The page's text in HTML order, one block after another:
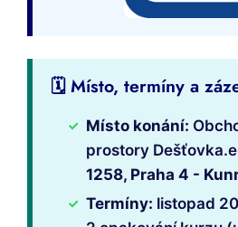
🗓️ Místo, termíny a
Místo konání:
prostory
1258, Praha 4 -
Termíny: listopad